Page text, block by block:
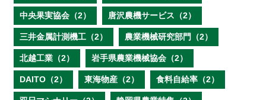
中央果実協会（2） 唐沢農機サービス（2）
三井金属計測機工（2） 農業機械研究部門（2）
北越工業（2） 岩手県農業機械協会（2）
DAITO（2） 東海物産（2） 食料自給率（2）